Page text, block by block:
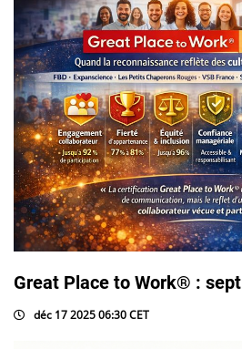
Great Place to Work® : sept
déc 17 2025 06:30 CET